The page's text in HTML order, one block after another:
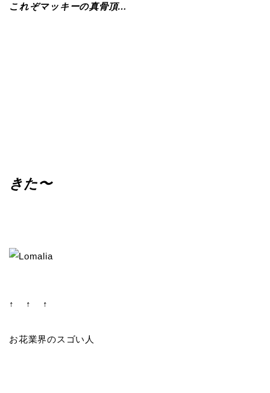
これぞマッキーの真骨頂…
きた〜
↑ ↑ ↑
お花業界のスゴい人